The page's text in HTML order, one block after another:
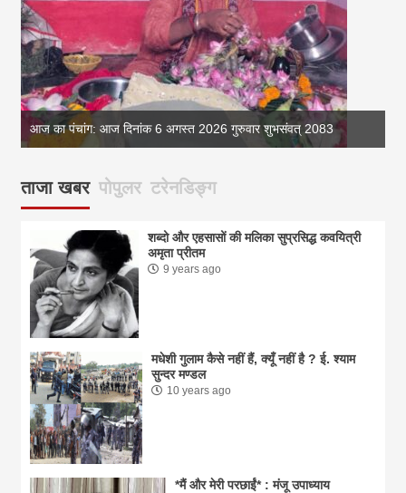
आज का पंचांग: आज दिनांक 6 अगस्त 2026 गुरुवार शुभसंवत् 2083
ताजा खबर पोपुलर टरेनडिङ्ग
शब्दो और एहसासों की मलिका सुप्रसिद्ध कवयित्री
अमृता प्रीतम
9 years ago
मधेशी गुलाम कैसे नहीं हैं, क्यूँ नहीं है ? ई. श्याम
सुन्दर मण्डल
10 years ago
*मैं और मेरी परछाईं* : मंजू उपाध्याय